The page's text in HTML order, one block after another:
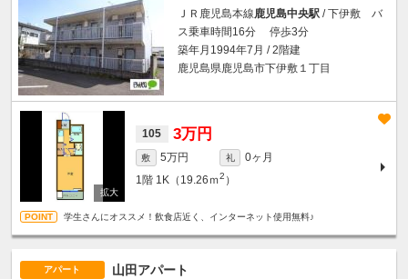
ＪＲ鹿児島本線鹿児島中央駅 / 下伊敷 バ
ス乗車時間16分 停歩3分
築年月1994年7月 / 2階建
鹿児島県鹿児島市下伊敷１丁目
105 3万円
敷 5万円 礼
0ヶ月
1階 1K（19.26ｍ2 ）
学生さんにオススメ！飲食店近く、インターネット使用無料♪
アパート 山田アパート